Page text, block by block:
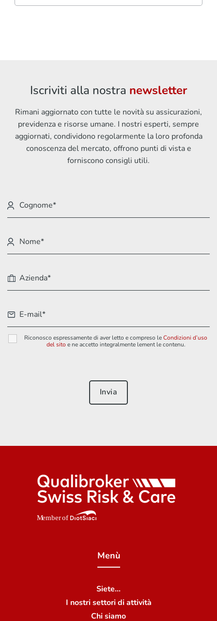
Iscriviti alla nostra newsletter
Rimani aggiornato con tutte le novità su assicurazioni,
previdenza e risorse umane. I nostri esperti, sempre
aggiornati, condividono regolarmente la loro profonda
conoscenza del mercato, offrono punti di vista e
forniscono consigli utili.
Riconosco espressamente di aver letto e compreso leCondizioni d’uso
del sito e ne accetto integralmente lement le contenu.
Menù
Siete…
I nostri settori di attività
Chi siamo